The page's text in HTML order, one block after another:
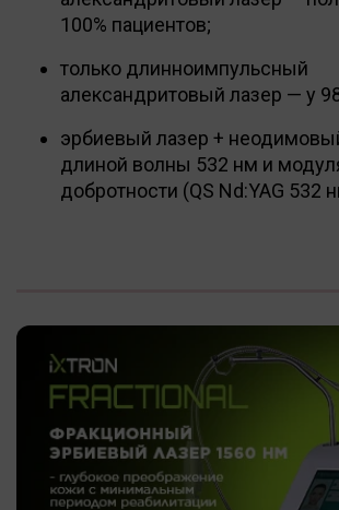
100% пациентов;
только длинноимпульсный
александритовый лазер — у
эрбиевый лазер +
длиной волны 532 нм и
добротности (QS Nd:YAG 532